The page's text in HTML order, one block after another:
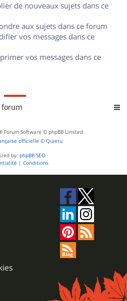
de nouveaux sujets dans ce
aux sujets dans ce forum
vos messages dans ce
vos messages dans ce
forum
Forum Software © phpBB Limited
officielle © Qiaeru
by: phpBB SEO
| Conditions